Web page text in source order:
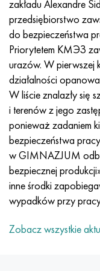
zakładu Alexandre
przedsiębiorstwo
do bezpieczeństwa
Priorytetem КМЭЗ
urazów. W pierwszej
działalności
W liście znalazły się
i terenów z jego
ponieważ zadaniem
bezpieczeństwa
w GIMNAZJUM
bezpiecznej
inne środki
wypadków przy
Zobacz wszystkie
Incotherm
Incotest
Jette M152
Kobalt 6B
marowanie 250
Rene 41
Marażowanie 300
47nd
47НХР
49KF
49K2F, 49K2FA-VI
Stop 50N
Stop 50NP
50NHS
HN62VMYUT
HN62MVKYU
HN63MB
XN65VM
HN65VMTYU
KhN67MVTYu
KhN68VKTYU
WT-35
PT-1M
PT-3V
PT-7M
2B
SPT-2 sv
AT3
1.4466 - AISI
Stop Al6xn
15-7Ph® - 1.4532
PH 13-8 Mo -
1.4542 - 17-4Ph®
Custom 455® -
1.4545 - 15-5Ph®
10X17H13M3T
10X18N18Yu4D
11X11N2V2MF
12X18H9T
13H11N2V2MF
15x11mf
15х12vnmf
2,0872,
Silikonowy brąz
CW301G, C64200
brąz krzemowy
C65500, CuAl11Fe3
C65620,
C65100, CuSi1,5
Czerwony mosiądz
C84400,
C83600,
45G2, 45g2, AISI
Stal konstrukcyjna
10g2, 10g2, AISI
12X2H4A,
AC14, 11SMnPb30
20G, 20min5
20XH3A, AISI
Р6М5, 1.3343, hs6-
Р6М5К5, 1.3243,
R6M5F3, 1.3344,
Р9М4К8,1.3207
R12F3, 1.3318, sw12
P18, 1.3355, hs18-
Stal węglowa